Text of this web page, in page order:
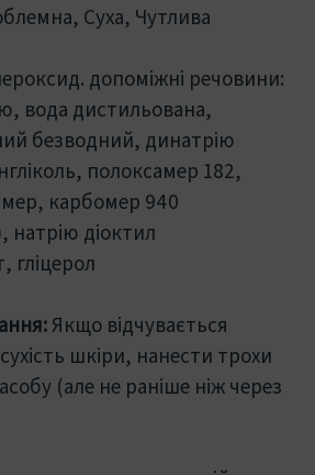
Суха, Чутлива
допоміжні речовини:
вода дистильована,
безводний, динатрію
полоксамер 182,
карбомер 940
натрію діоктил
гліцерол
Якщо відчувається
шкіри, нанести трохи
(але не раніше ніж через